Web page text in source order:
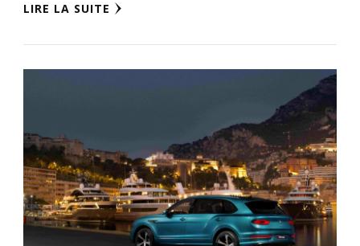
LIRE LA SUITE